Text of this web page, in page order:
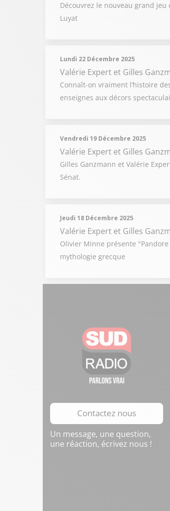
Découvrez le nouveau grand
Luyat
Lundi 22 Décembre 2025
Valérie Expert et Gilles
Connaît-on vraiment l’histoire
enseignes aux décors
Vendredi 19 Décembre 2025
Valérie Expert et Gilles
Gilles Ganzmann et Valérie
Sénat.
Jeudi 18 Décembre 2025
Valérie Expert et Gilles
Olivier Minne présente
mythologie grecque
Contactez nous
Un message, une question,
une réaction, écrivez nous !